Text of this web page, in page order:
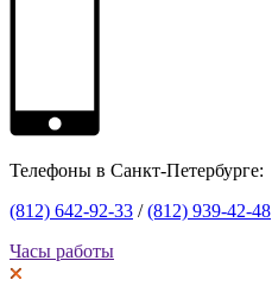
Телефоны в Санкт-Петербурге:
(812) 642-92-33 /(812) 939-42-48
Часы работы